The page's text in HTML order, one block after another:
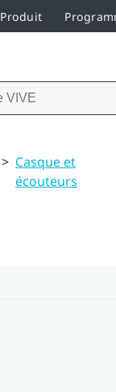
Produit
> Casque et
écouteurs